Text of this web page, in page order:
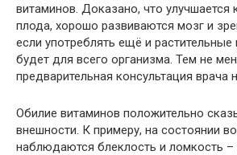
витаминов. Доказано, что улучшается
плода, хорошо развиваются мозг и
если употреблять ещё и растительные
будет для всего организма. Тем не
предварительная консультация врача
Обилие витаминов положительно
внешности. К примеру, на состоянии
наблюдаются блеклость и ломкость –